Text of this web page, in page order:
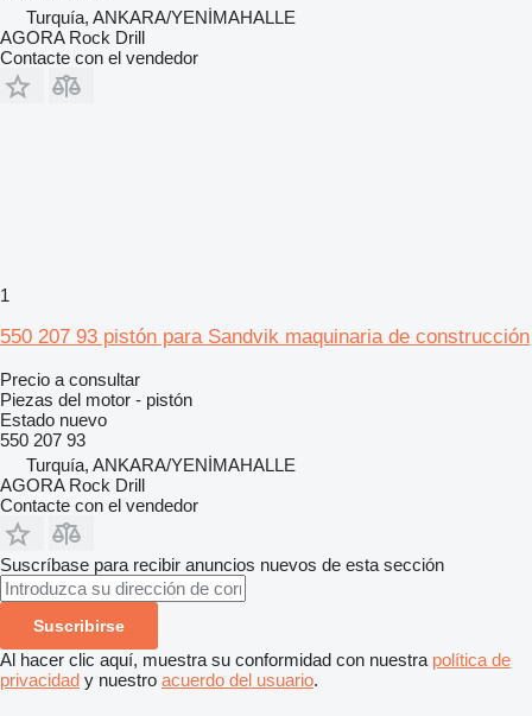
Turquía, ANKARA/YENİMAHALLE
AGORA Rock Drill
Contacte con el vendedor
1
550 207 93 pistón para Sandvik maquinaria de construcción
Precio a consultar
Piezas del motor - pistón
Estado nuevo
550 207 93
Turquía, ANKARA/YENİMAHALLE
AGORA Rock Drill
Contacte con el vendedor
Suscríbase para recibir anuncios nuevos de esta sección
Suscribirse
Al hacer clic aquí, muestra su conformidad con nuestra política de
privacidad y nuestro acuerdo del usuario.